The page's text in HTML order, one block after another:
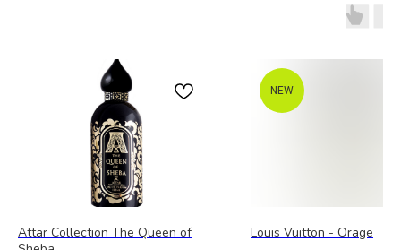
Attar Collection The Queen of
NEW
Louis Vuitton - Orage